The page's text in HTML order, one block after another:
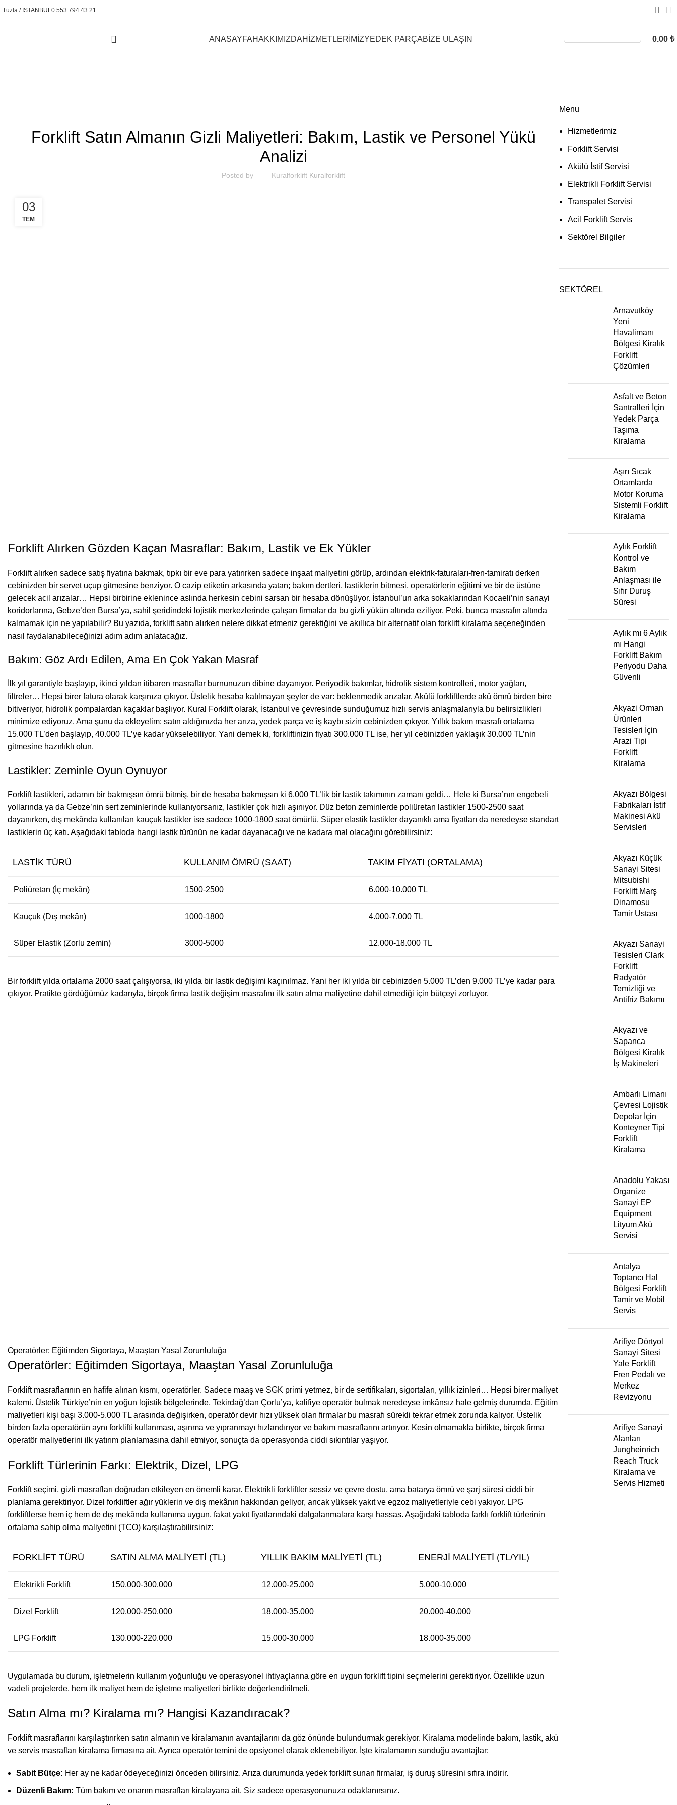
Tuzla / İSTANBUL0 553 794 43 21
ANASAYFAHAKKIMIZDAHİZMETLERİMİZYEDEK PARÇABİZE ULAŞIN SERVİS TALEBİ 0.00 ₺
Forklift Satın Almanın Gizli Maliyetleri: Bakım, Lastik ve Personel Yükü
Analizi
Posted by Kuralforklift Kuralforklift
03
TEM
Forklift Alırken Gözden Kaçan Masraflar: Bakım, Lastik ve Ek Yükler
Forklift alırken sadece satış fiyatına bakmak, tıpkı bir eve para yatırırken sadece inşaat maliyetini görüp, ardından elektrik-faturaları-fren-tamiratı derken
cebinizden bir servet uçup gitmesine benziyor. O cazip etiketin arkasında yatan; bakım dertleri, lastiklerin bitmesi, operatörlerin eğitimi ve bir de üstüne
gelecek acil arızalar… Hepsi birbirine eklenince aslında herkesin cebini sarsan bir hesaba dönüşüyor. İstanbul’un arka sokaklarından Kocaeli’nin sanayi
koridorlarına, Gebze’den Bursa’ya, sahil şeridindeki lojistik merkezlerinde çalışan firmalar da bu gizli yükün altında eziliyor. Peki, bunca masrafın altında
kalmamak için ne yapılabilir? Bu yazıda, forklift satın alırken nelere dikkat etmeniz gerektiğini ve akıllıca bir alternatif olan forklift kiralama seçeneğinden
nasıl faydalanabileceğinizi adım adım anlatacağız.
Bakım: Göz Ardı Edilen, Ama En Çok Yakan Masraf
İlk yıl garantiyle başlayıp, ikinci yıldan itibaren masraflar burnunuzun dibine dayanıyor. Periyodik bakımlar, hidrolik sistem kontrolleri, motor yağları,
filtreler… Hepsi birer fatura olarak karşınıza çıkıyor. Üstelik hesaba katılmayan şeyler de var: beklenmedik arızalar. Akülü forkliftlerde akü ömrü birden bire
bitiveriyor, hidrolik pompalardan kaçaklar başlıyor. Kural Forklift olarak, İstanbul ve çevresinde sunduğumuz hızlı servis anlaşmalarıyla bu belirsizlikleri
minimize ediyoruz. Ama şunu da ekleyelim: satın aldığınızda her arıza, yedek parça ve iş kaybı sizin cebinizden çıkıyor. Yıllık bakım masrafı ortalama
15.000 TL’den başlayıp, 40.000 TL’ye kadar yükselebiliyor. Yani demek ki, forkliftinizin fiyatı 300.000 TL ise, her yıl cebinizden yaklaşık 30.000 TL’nin
gitmesine hazırlıklı olun.
Lastikler: Zeminle Oyun Oynuyor
Forklift lastikleri, adamın bir bakmışsın ömrü bitmiş, bir de hesaba bakmışsın ki 6.000 TL’lik bir lastik takımının zamanı geldi… Hele ki Bursa’nın engebeli
yollarında ya da Gebze’nin sert zeminlerinde kullanıyorsanız, lastikler çok hızlı aşınıyor. Düz beton zeminlerde poliüretan lastikler 1500-2500 saat
dayanırken, dış mekânda kullanılan kauçuk lastikler ise sadece 1000-1800 saat ömürlü. Süper elastik lastikler dayanıklı ama fiyatları da neredeyse standart
lastiklerin üç katı. Aşağıdaki tabloda hangi lastik türünün ne kadar dayanacağı ve ne kadara mal olacağını görebilirsiniz:
LASTIK TÜRÜ KULLANIM ÖMRÜ (SAAT) TAKIM FIYATI (ORTALAMA)
Poliüretan (İç mekân) 1500-2500 6.000-10.000 TL
Kauçuk (Dış mekân) 1000-1800 4.000-7.000 TL
Süper Elastik (Zorlu zemin) 3000-5000 12.000-18.000 TL
Bir forklift yılda ortalama 2000 saat çalışıyorsa, iki yılda bir lastik değişimi kaçınılmaz. Yani her iki yılda bir cebinizden 5.000 TL’den 9.000 TL’ye kadar para
çıkıyor. Pratikte gördüğümüz kadarıyla, birçok firma lastik değişim masrafını ilk satın alma maliyetine dahil etmediği için bütçeyi zorluyor.
Operatörler: Eğitimden Sigortaya, Maaştan Yasal Zorunluluğa
Operatörler: Eğitimden Sigortaya, Maaştan Yasal Zorunluluğa
Forklift masraflarının en hafife alınan kısmı, operatörler. Sadece maaş ve SGK primi yetmez, bir de sertifikaları, sigortaları, yıllık izinleri… Hepsi birer maliyet
kalemi. Üstelik Türkiye’nin en yoğun lojistik bölgelerinde, Tekirdağ’dan Çorlu’ya, kalifiye operatör bulmak neredeyse imkânsız hale gelmiş durumda. Eğitim
maliyetleri kişi başı 3.000-5.000 TL arasında değişirken, operatör devir hızı yüksek olan firmalar bu masrafı sürekli tekrar etmek zorunda kalıyor. Üstelik
birden fazla operatörün aynı forklifti kullanması, aşınma ve yıpranmayı hızlandırıyor ve bakım masraflarını artırıyor. Kesin olmamakla birlikte, birçok firma
operatör maliyetlerini ilk yatırım planlamasına dahil etmiyor, sonuçta da operasyonda ciddi sıkıntılar yaşıyor.
Forklift Türlerinin Farkı: Elektrik, Dizel, LPG
Forklift seçimi, gizli masrafları doğrudan etkileyen en önemli karar. Elektrikli forkliftler sessiz ve çevre dostu, ama batarya ömrü ve şarj süresi ciddi bir
planlama gerektiriyor. Dizel forkliftler ağır yüklerin ve dış mekânın hakkından geliyor, ancak yüksek yakıt ve egzoz maliyetleriyle cebi yakıyor. LPG
forkliftlerse hem iç hem de dış mekânda kullanıma uygun, fakat yakıt fiyatlarındaki dalgalanmalara karşı hassas. Aşağıdaki tabloda farklı forklift türlerinin
ortalama sahip olma maliyetini (TCO) karşılaştırabilirsiniz:
FORKLIFT TÜRÜ SATIN ALMA MALIYETI (TL) YILLIK BAKIM MALIYETI (TL) ENERJI MALIYETI (TL/YIL)
Elektrikli Forklift 150.000-300.000 12.000-25.000 5.000-10.000
Dizel Forklift 120.000-250.000 18.000-35.000 20.000-40.000
LPG Forklift 130.000-220.000 15.000-30.000 18.000-35.000
Uygulamada bu durum, işletmelerin kullanım yoğunluğu ve operasyonel ihtiyaçlarına göre en uygun forklift tipini seçmelerini gerektiriyor. Özellikle uzun
vadeli projelerde, hem ilk maliyet hem de işletme maliyetleri birlikte değerlendirilmeli.
Satın Alma mı? Kiralama mı? Hangisi Kazandıracak?
Forklift masraflarını karşılaştırırken satın almanın ve kiralamanın avantajlarını da göz önünde bulundurmak gerekiyor. Kiralama modelinde bakım, lastik, akü
ve servis masrafları kiralama firmasına ait. Ayrıca operatör temini de opsiyonel olarak eklenebiliyor. İşte kiralamanın sunduğu avantajlar:
Sabit Bütçe: Her ay ne kadar ödeyeceğinizi önceden bilirsiniz. Arıza durumunda yedek forklift sunan firmalar, iş duruş süresini sıfıra indirir.
Düzenli Bakım: Tüm bakım ve onarım masrafları kiralayana ait. Siz sadece operasyonunuza odaklanırsınız.
Menu
Hizmetlerimiz
Forklift Servisi
Akülü İstif Servisi
Elektrikli Forklift Servisi
Transpalet Servisi
Acil Forklift Servis
Sektörel Bilgiler
SEKTÖREL
Arnavutköy
Yeni
Havalimanı
Bölgesi Kiralık
Forklift
Çözümleri
Asfalt ve Beton
Santralleri İçin
Yedek Parça
Taşıma
Kiralama
Aşırı Sıcak
Ortamlarda
Motor Koruma
Sistemli Forklift
Kiralama
Aylık Forklift
Kontrol ve
Bakım
Anlaşması ile
Sıfır Duruş
Süresi
Aylık mı 6 Aylık
mı Hangi
Forklift Bakım
Periyodu Daha
Güvenli
Akyazi Orman
Ürünleri
Tesisleri İçin
Arazi Tipi
Forklift
Kiralama
Akyazı Bölgesi
Fabrikaları İstif
Makinesi Akü
Servisleri
Akyazı Küçük
Sanayi Sitesi
Mitsubishi
Forklift Marş
Dinamosu
Tamir Ustası
Akyazı Sanayi
Tesisleri Clark
Forklift
Radyatör
Temizliği ve
Antifriz Bakımı
Akyazı ve
Sapanca
Bölgesi Kiralık
İş Makineleri
Ambarlı Limanı
Çevresi Lojistik
Depolar İçin
Konteyner Tipi
Forklift
Kiralama
Anadolu Yakası
Organize
Sanayi EP
Equipment
Lityum Akü
Servisi
Antalya
Toptancı Hal
Bölgesi Forklift
Tamir ve Mobil
Servis
Arifiye Dörtyol
Sanayi Sitesi
Yale Forklift
Fren Pedalı ve
Merkez
Revizyonu
Arifiye Sanayi
Alanları
Jungheinrich
Reach Truck
Kiralama ve
Servis Hizmeti